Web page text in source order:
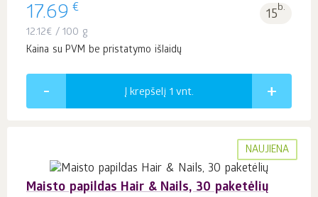
17.69 € 15b.
12.12€ / 100 g
Kaina su PVM be pristatymo išlaidų
Į krepšelį 1 vnt.
NAUJIENA
Maisto papildas Hair & Nails, 30 paketėlių